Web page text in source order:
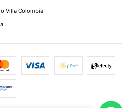
Villa Colombia